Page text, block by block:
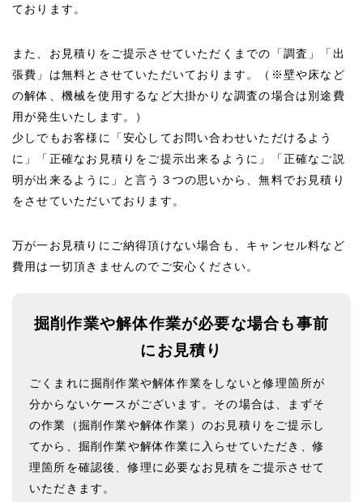
ております。
また、お見積りをご提示させていただくまでの「調査」「出
張費」は無料とさせていただいております。（※壁や床など
の解体、機械を使用するなど大掛かりな調査の場合は別途費
用が発生いたします。）
少しでもお客様に「安心してお問い合わせいただけるよう
に」「正確なお見積りをご提示出来るように」「正確なご説
明が出来るように」と言う３つの思いから、無料でお見積り
をさせていただいております。
万が一お見積りにご納得頂けない場合も、キャンセル料など
費用は一切頂きませんのでご安心ください。
掘削作業や解体作業が必要な場合も事前
にお見積り
ごくまれに掘削作業や解体作業をしないと修理箇所が
分からないケースがございます。その場合は、まずそ
の作業（掘削作業や解体作業）のお見積りをご提示し
てから、掘削作業や解体作業に入らせていただき、修
理箇所を確認後、修理に必要なお見積をご提示させて
いただきます。